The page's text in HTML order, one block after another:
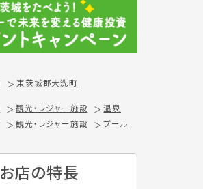
東茨城郡大洗町
観光・レジャー施設
温泉
観光・レジャー施設 プール
お店の特長